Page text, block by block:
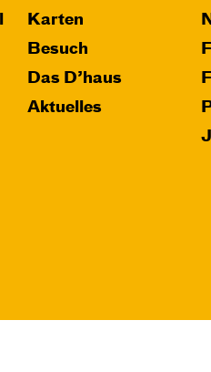
Karten
Besuch
Das D’haus
Aktuelles